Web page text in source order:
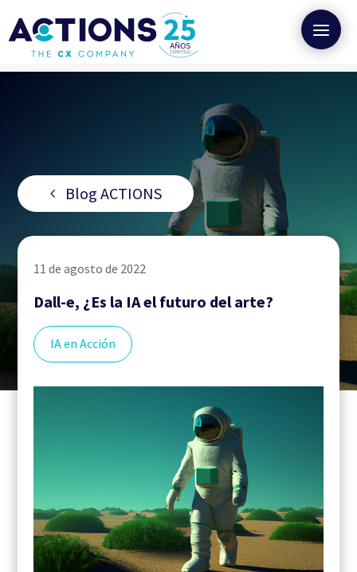
Blog ACTIONS
11 de agosto de 2022
Dall-e, ¿Es la IA el futuro del arte?
IA en Acción